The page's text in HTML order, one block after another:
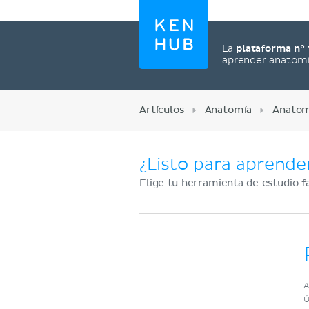
La plataforma nº
aprender
Artículos Anatomía
¿Listo para
Elige tu herramienta de estudio